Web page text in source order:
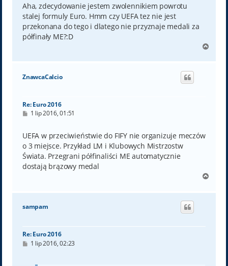
Aha, zdecydowanie jestem zwolennikiem powrotu
stalej formuly Euro. Hmm czy UEFA tez nie jest
przekonana do tego i dlatego nie przyznaje medali za
półfinały ME?:D
g
ZnawcaCalcio
Re: Euro 2016
P
t
1 lip 2016, 01:51
UEFA w przeciwieństwie do FIFY nie organizuje meczów
o 3 miejsce. Przykład LM i Klubowych Mistrzostw
Świata. Przegrani półfinaliści ME automatycznie
dostają brązowy medal
g
sampam
Re: Euro 2016
P1 lip 2016, 02:23